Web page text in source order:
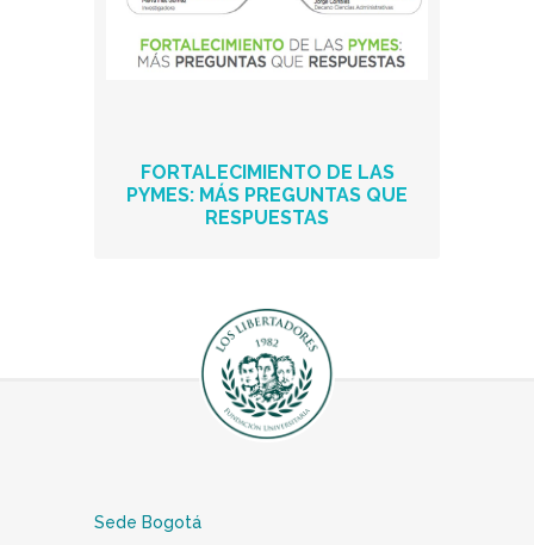
FORTALECIMIENTO DE LAS
PYMES: MÁS PREGUNTAS QUE
RESPUESTAS
Sede Bogotá